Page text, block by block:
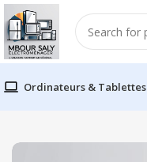
Ordinateurs & Tablettes